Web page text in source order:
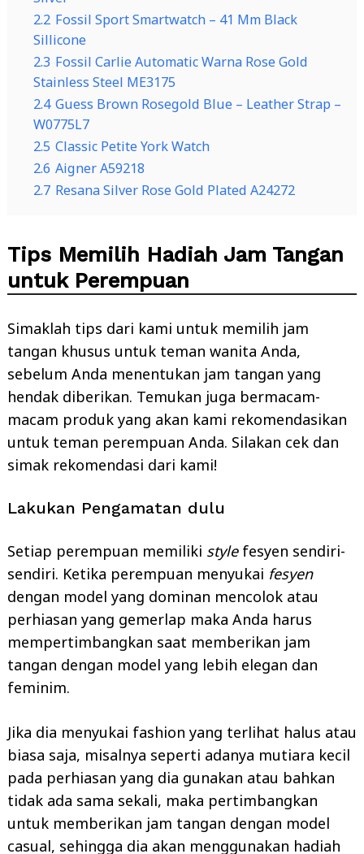
2.2 Fossil Sport Smartwatch – 41 Mm Black
Sillicone
2.3 Fossil Carlie Automatic Warna Rose Gold
Stainless Steel ME3175
2.4 Guess Brown Rosegold Blue – Leather Strap –
W0775L7
2.5 Classic Petite York Watch
2.6 Aigner A59218
2.7 Resana Silver Rose Gold Plated A24272
Tips Memilih Hadiah Jam Tangan
untuk Perempuan
Simaklah tips dari kami untuk memilih jam
tangan khusus untuk teman wanita Anda,
sebelum Anda menentukan jam tangan yang
hendak diberikan. Temukan juga bermacam-
macam produk yang akan kami rekomendasikan
untuk teman perempuan Anda. Silakan cek dan
simak rekomendasi dari kami!
Lakukan Pengamatan dulu
Setiap perempuan memiliki stylefesyen sendiri-
sendiri. Ketika perempuan menyukai fesyen
dengan model yang dominan mencolok atau
perhiasan yang gemerlap maka Anda harus
mempertimbangkan saat memberikan jam
tangan dengan model yang lebih elegan dan
feminim.
Jika dia menyukai fashion yang terlihat halus atau
biasa saja, misalnya seperti adanya mutiara kecil
pada perhiasan yang dia gunakan atau bahkan
tidak ada sama sekali, maka pertimbangkan
untuk memberikan jam tangan dengan model
casual, sehingga dia akan menggunakan hadiah